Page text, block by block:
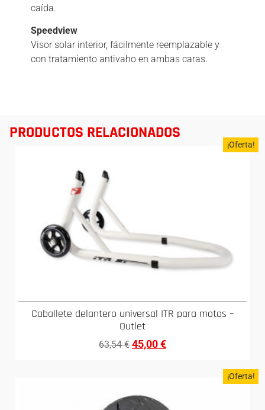
caída.
Speedview
Visor solar interior, fácilmente reemplazable y
con tratamiento antivaho en ambas caras.
PRODUCTOS RELACIONADOS
¡Oferta!
Caballete delantero universal ITR para motos –
Outlet
63,54€ 45,00€
¡Oferta!